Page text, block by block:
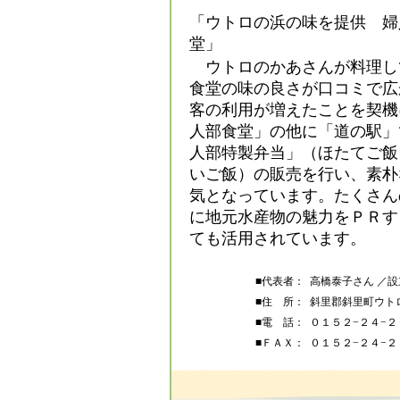
「ウトロの浜の味を提供
堂」
ウトロのかあさんが料理
食堂の味の良さが口コミで
客の利用が増えたことを契
人部食堂」の他に「道の駅
人部特製弁当」（ほたてご
いご飯）の販売を行い、素
気となっています。たくさ
に地元水産物の魅力をＰＲ
ても活用されています。
■代表者：
高橋泰子さん ／
■住 所：
斜里郡斜里町ウ
■電 話：
０１５２−２４−２
■ＦＡＸ：
０１５２−２４−２